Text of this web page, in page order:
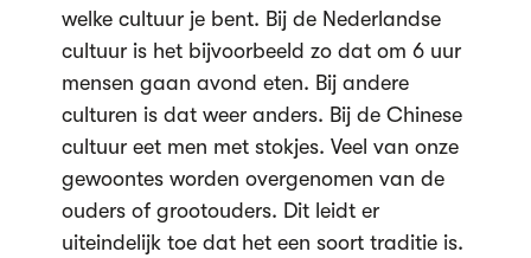
welke cultuur je bent. Bij de Nederlandse
cultuur is het bijvoorbeeld zo dat om 6 uur
mensen gaan avond eten. Bij andere
culturen is dat weer anders. Bij de Chinese
cultuur eet men met stokjes. Veel van onze
gewoontes worden overgenomen van de
ouders of grootouders. Dit leidt er
uiteindelijk toe dat het een soort traditie is.